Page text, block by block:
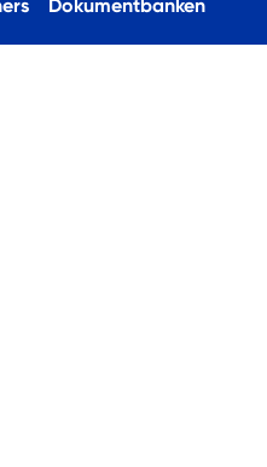
Dokumentbanken